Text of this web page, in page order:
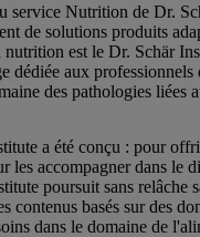
service Nutrition de Dr.
de solutions produits
nutrition est le Dr. Schär
dédiée aux
des pathologies liées
a été conçu : pour
les accompagner dans le
poursuit sans relâche
contenus basés sur des
dans le domaine de